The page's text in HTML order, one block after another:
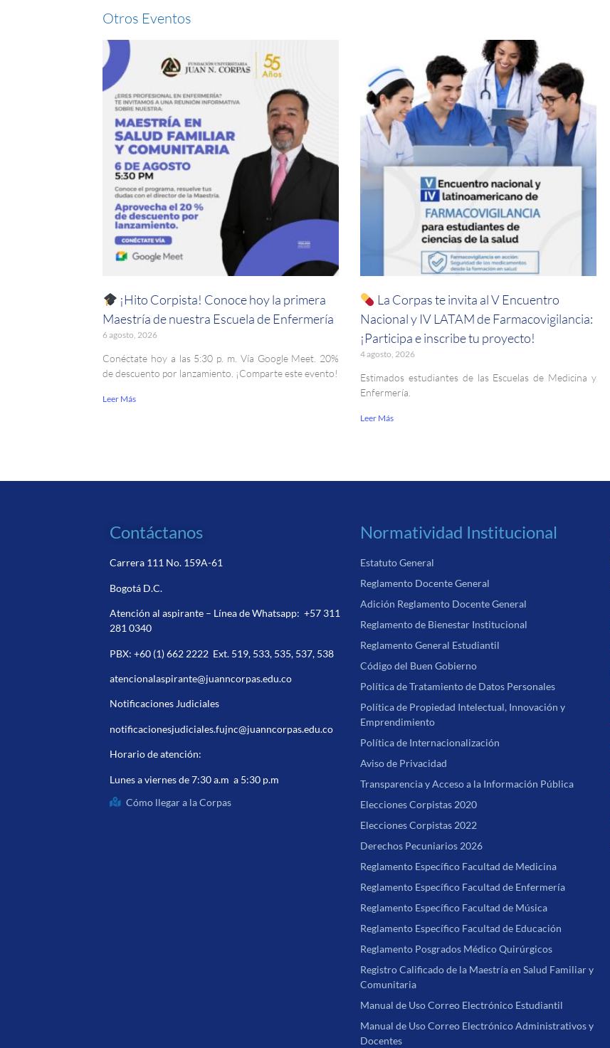
Otros Eventos
¡Hito Corpista! Conoce hoy la primera
Maestría de nuestra Escuela de Enfermería
6 agosto, 2026
Conéctate hoy a las 5:30 p. m. Vía Google Meet. 20%
de descuento por lanzamiento. ¡Comparte este evento!
Leer Más
La Corpas te invita al V Encuentro
Nacional y IV LATAM de Farmacovigilancia:
¡Participa e inscribe tu proyecto!
4 agosto, 2026
Estimados estudiantes de las Escuelas de Medicina y
Enfermería.
Leer Más
Contáctanos
Carrera 111 No. 159A-61
Bogotá D.C.
Atención al aspirante – Línea de Whatsapp:+57 311
281 0340
PBX:+60 (1) 662 2222 Ext. 519, 533, 535, 537, 538
atencionalaspirante@juanncorpas.edu.co
Notificaciones Judiciales
notificacionesjudiciales.fujnc@juanncorpas.edu.co
Horario de atención:
Lunes a viernes de 7:30 a.m a 5:30 p.m
Cómo llegar a la Corpas
Normatividad Institucional
Estatuto General
Reglamento Docente General
Adición Reglamento Docente General
Reglamento de Bienestar Institucional
Reglamento General Estudiantil
Código del Buen Gobierno
Política de Tratamiento de Datos Personales
Política de Propiedad Intelectual, Innovación y
Emprendimiento
Política de Internacionalización
Aviso de Privacidad
Transparencia y Acceso a la Información Pública
Elecciones Corpistas 2020
Elecciones Corpistas 2022
Derechos Pecuniarios 2026
Reglamento Específico Facultad de Medicina
Reglamento Específico Facultad de Enfermería
Reglamento Específico Facultad de Música
Reglamento Específico Facultad de Educación
Reglamento Posgrados Médico Quirúrgicos
Registro Calificado de la Maestría en Salud Familiar y
Comunitaria
Manual de Uso Correo Electrónico Estudiantil
Manual de Uso Correo Electrónico Administrativos y
Docentes